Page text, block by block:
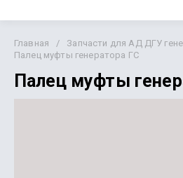
Главная / Запчасти для АД ДГУ
Палец муфты генератора ГС
Палец муфты